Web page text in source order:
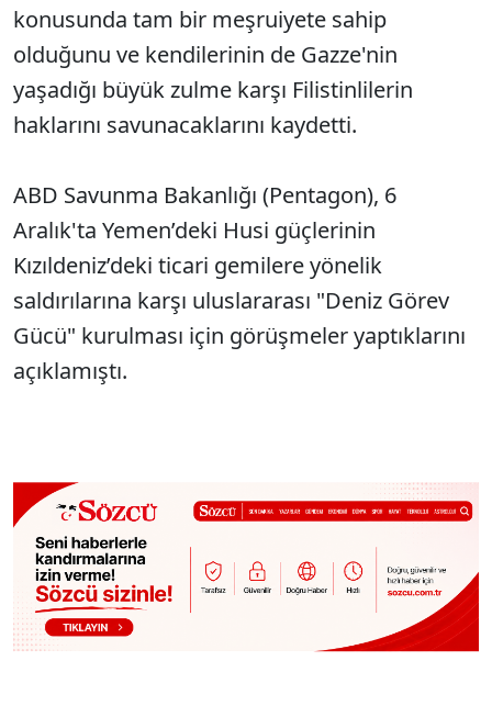
konusunda tam bir meşruiyete sahip
olduğunu ve kendilerinin de Gazze'nin
yaşadığı büyük zulme karşı Filistinlilerin
haklarını savunacaklarını kaydetti.
ABD Savunma Bakanlığı (Pentagon), 6
Aralık'ta Yemen’deki Husi güçlerinin
Kızıldeniz’deki ticari gemilere yönelik
saldırılarına karşı uluslararası "Deniz Görev
Gücü" kurulması için görüşmeler yaptıklarını
açıklamıştı.